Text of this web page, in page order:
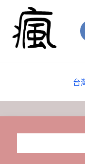
content
台